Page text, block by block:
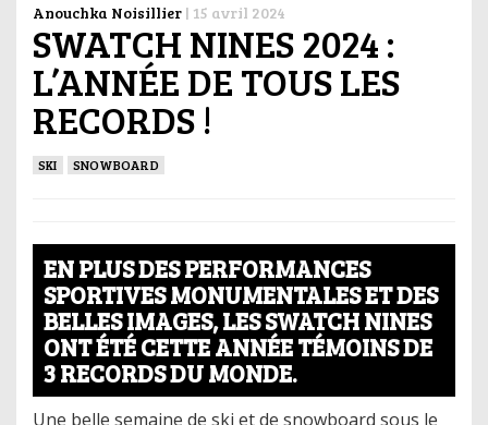
Anouchka Noisillier | 15 avril 2024
SWATCH NINES 2024 :
L’ANNÉE DE TOUS LES
RECORDS !
SKI SNOWBOARD
EN PLUS DES PERFORMANCES
SPORTIVES MONUMENTALES ET DES
BELLES IMAGES, LES SWATCH NINES
ONT ÉTÉ CETTE ANNÉE TÉMOINS DE
3 RECORDS DU MONDE.
Une belle semaine de ski et de snowboard sous le